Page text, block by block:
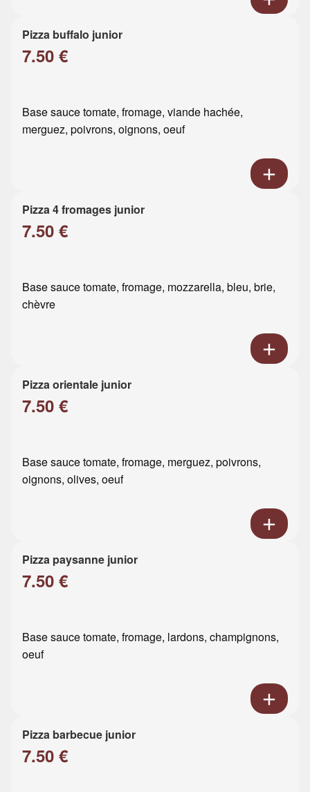
Pizza buffalo junior
7.50 €
Base sauce tomate, fromage, viande hachée,
merguez, poivrons, oignons, oeuf
Pizza 4 fromages junior
7.50 €
Base sauce tomate, fromage, mozzarella, bleu, brie,
chèvre
Pizza orientale junior
7.50 €
Base sauce tomate, fromage, merguez, poivrons,
oignons, olives, oeuf
Pizza paysanne junior
7.50 €
Base sauce tomate, fromage, lardons, champignons,
oeuf
Pizza barbecue junior
7.50 €